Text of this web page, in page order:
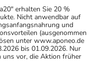
erhalten Sie 20 %
Nicht anwendbar auf
und
(ausgenommen
unter www.aponeo.de
bis 01.09.2026. Nur
uns vor, die Aktion früher